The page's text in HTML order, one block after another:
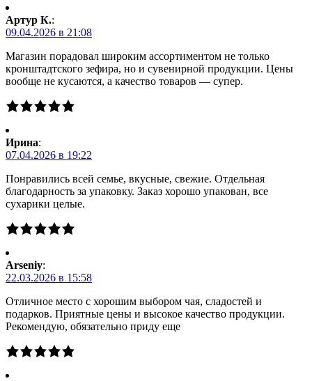
Артур К.:
09.04.2026 в 21:08
Магазин порадовал широким ассортиментом не только
кронштадтского зефира, но и сувенирной продукции. Цены
вообще не кусаются, а качество товаров — супер.
Ирина:
07.04.2026 в 19:22
Понравились всей семье, вкусные, свежие. Отдельная
благодарность за упаковку. Заказ хорошо упакован, все
сухарики целые.
Arseniy:
22.03.2026 в 15:58
Отличное место с хорошим выбором чая, сладостей и
подарков. Приятные цены и высокое качество продукции.
Рекомендую, обязательно приду еще